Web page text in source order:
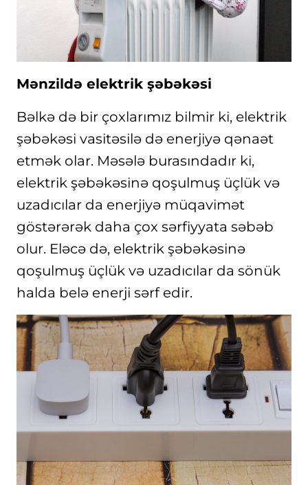
Mənzildə elektrik şəbəkəsi
Bəlkə də bir çoxlarımız bilmir ki, elektrik
şəbəkəsi vasitəsilə də enerjiyə qənaət
etmək olar. Məsələ burasındadır ki,
elektrik şəbəkəsinə qoşulmuş üçlük və
uzadıcılar da enerjiyə müqavimət
göstərərək daha çox sərfiyyata səbəb
olur. Eləcə də, elektrik şəbəkəsinə
qoşulmuş üçlük və uzadıcılar da sönük
halda belə enerji sərf edir.